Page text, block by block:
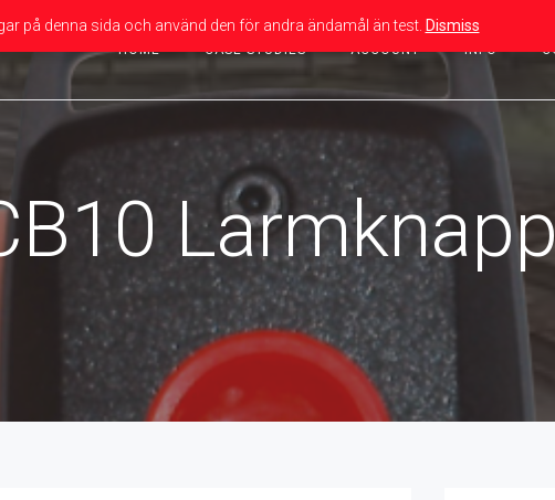
HOME CASE STUDIES ACCOUNT INFO
på denna sida och använd den för andra ändamål än test. Dismiss